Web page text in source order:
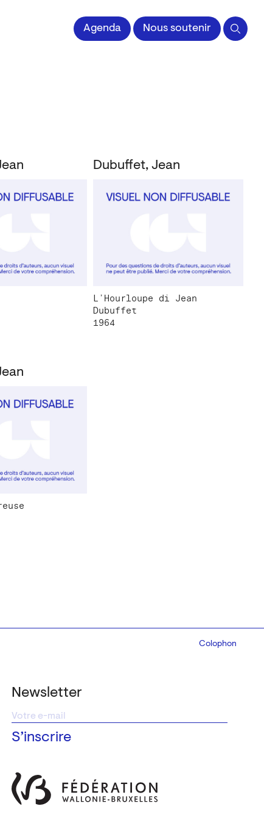
impriméeAgenda Nous soutenir
Dubuffet, Jean
L’Hourloupe di Jean
Dubuffet
1964
Newsletter
Colophon
Design:Marcel